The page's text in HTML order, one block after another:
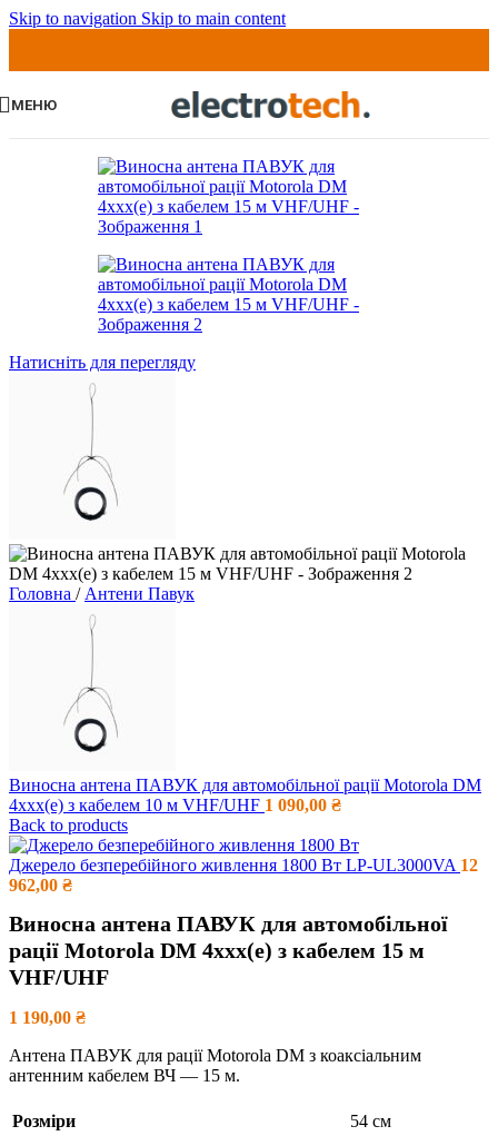
Skip to navigation Skip to main content
МЕНЮ
Натисніть для перегляду
Головна / Антени Павук
Виносна антена ПАВУК для автомобільної рації Motorola DM
4xxx(e) з кабелем 10 м VHF/UHF 1 090,00 ₴
Back to products
Джерело безперебійного живлення 1800 Вт LP-UL3000VA 12
962,00 ₴
Виносна антена ПАВУК для автомобільної
рації Motorola DM 4xxx(e) з кабелем 15 м
VHF/UHF
1 190,00 ₴
Антена ПАВУК для рації Motorola DM з коаксіальним
антенним кабелем ВЧ — 15 м.
Розміри 54 см